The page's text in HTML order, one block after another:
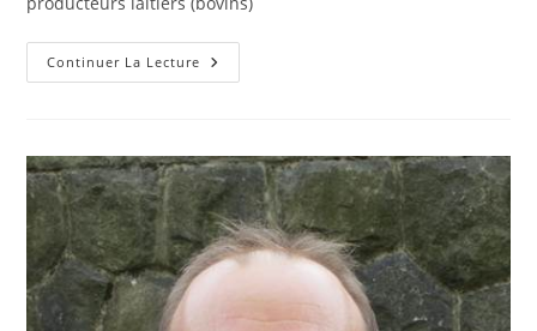
Continuer La Lecture Antoine
ROUYER